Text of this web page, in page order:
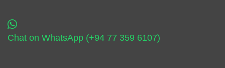
Chat on WhatsApp (+94 77 359 6107)